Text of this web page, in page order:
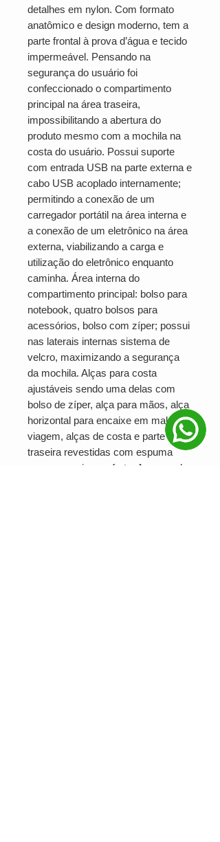
detalhes em nylon. Com formato
anatômico e design moderno, tem a
parte frontal à prova d’água e tecido
impermeável. Pensando na
segurança do usuário foi
confeccionado o compartimento
principal na área traseira,
impossibilitando a abertura do
produto mesmo com a mochila na
costa do usuário. Possui suporte
com entrada USB na parte externa e
cabo USB acoplado internamente;
permitindo a conexão de um
carregador portátil na área interna e
a conexão de um eletrônico na área
externa, viabilizando a carga e
utilização do eletrônico enquanto
caminha. Área interna do
compartimento principal: bolso para
notebook, quatro bolsos para
acessórios, bolso com zíper; possui
nas laterais internas sistema de
velcro, maximizando a segurança
da mochila. Alças para costa
ajustáveis sendo uma delas com
bolso de zíper, alça para mãos, alça
horizontal para encaixe em malas de
viagem, alças de costa e parte
traseira revestidas com espuma
para um maior conforto. Acompanha